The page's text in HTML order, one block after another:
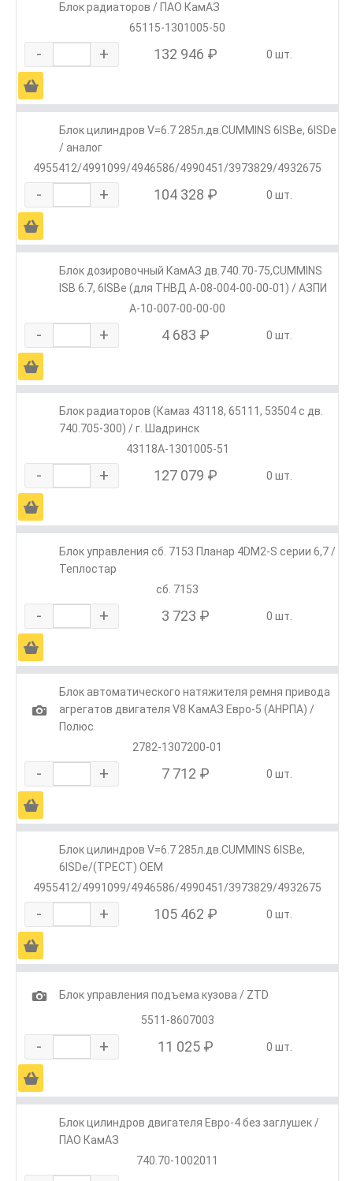
Блок радиаторов / ПАО КамАЗ
65115-1301005-50
- + 132 946 ₽ 0 шт.
Ä
Блок цилиндров V=6.7 285л.дв.CUMMINS 6ISBe, 6ISDe
/ аналог
4955412/4991099/4946586/4990451/3973829/4932675
- + 104 328 ₽ 0 шт.
Ä
Блок дозировочный КамАЗ дв.740.70-75,CUMMINS
ISB 6.7, 6ISBe (для ТНВД А-08-004-00-00-01) / АЗПИ
А-10-007-00-00-00
- + 4 683 ₽ 0 шт.
Ä
Блок радиаторов (Камаз 43118, 65111, 53504 с дв.
740.705-300) / г. Шадринск
43118А-1301005-51
- + 127 079 ₽ 0 шт.
Ä
Блок управления сб. 7153 Планар 4DM2-S серии 6,7 /
Теплостар
сб. 7153
- + 3 723 ₽ 0 шт.
Ä
1
Блок автоматического натяжителя ремня привода
агрегатов двигателя V8 КамАЗ Евро-5 (АНРПА) /
Полюс
2782-1307200-01
- + 7 712 ₽ 0 шт.
Ä
Блок цилиндров V=6.7 285л.дв.CUMMINS 6ISBe,
6ISDe/(ТРЕСТ) OEM
4955412/4991099/4946586/4990451/3973829/4932675
- + 105 462 ₽ 0 шт.
Ä
1
Блок управления подъема кузова / ZTD
5511-8607003
- + 11 025 ₽ 0 шт.
Ä
Блок цилиндров двигателя Евро-4 без заглушек /
ПАО КамАЗ
740.70-1002011